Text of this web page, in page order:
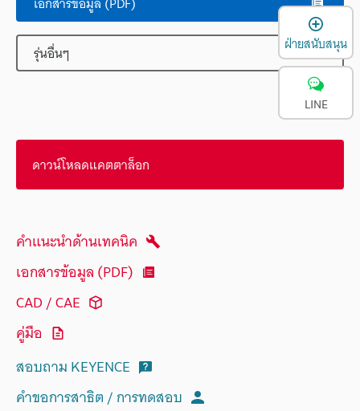
รุ่นอื่นๆ
ดาวน์โหลดแคตตาล็อก
คำแนะนำด้านเทคนิค
เอกสารข้อมูล (PDF)
CAD / CAE
คู่มือ
สอบถาม KEYENCE
คำขอการสาธิต / การทดสอบ
ฝ่ายสนับสนุน
LINE